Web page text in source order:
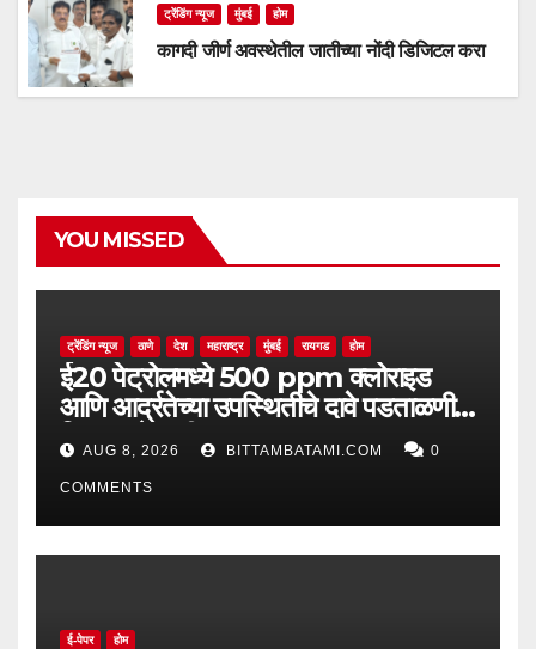
ट्रेंडिंग न्यूज मुंबई होम
कागदी जीर्ण अवस्थेतील जातीच्या नोंदी डिजिटल करा
YOU MISSED
ट्रेंडिंग न्यूज ठाणे देश महाराष्ट्र मुंबई रायगड होम
ई20 पेट्रोलमध्ये 500 ppm क्लोराइड
आणि आर्द्रतेच्या उपस्थितीचे दावे पडताळणीत
सिद्ध झाले नाहीत
AUG 8, 2026 BITTAMBATAMI.COM 0
COMMENTS
ई-पेपर होम